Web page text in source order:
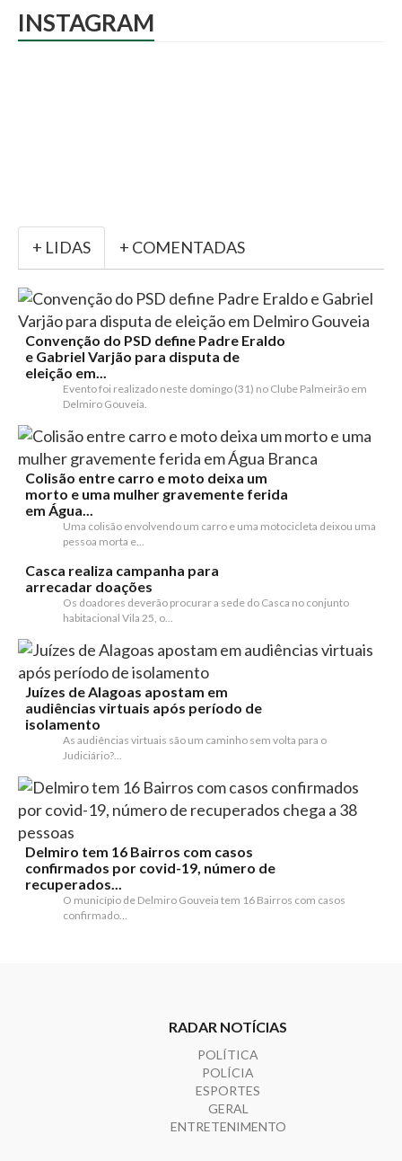
INSTAGRAM
+ LIDAS + COMENTADAS
Convenção do PSD define Padre Eraldo
e Gabriel Varjão para disputa de
eleição em...
Evento foi realizado neste domingo (31) no Clube Palmeirão em
Delmiro Gouveia.
Colisão entre carro e moto deixa um
morto e uma mulher gravemente ferida
em Água...
Uma colisão envolvendo um carro e uma motocicleta deixou uma
pessoa morta e...
Casca realiza campanha para
arrecadar doações
Os doadores deverão procurar a sede do Casca no conjunto
habitacional Vila 25, o...
Juízes de Alagoas apostam em
audiências virtuais após período de
isolamento
As audiências virtuais são um caminho sem volta para o
Judiciário?...
Delmiro tem 16 Bairros com casos
confirmados por covid-19, número de
recuperados...
O município de Delmiro Gouveia tem 16 Bairros com casos
confirmado...
RADAR NOTÍCIAS
POLÍTICA
POLÍCIA
ESPORTES
GERAL
ENTRETENIMENTO